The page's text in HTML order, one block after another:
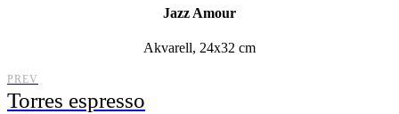
Jazz Amour
Akvarell, 24x32 cm
PREV
Torres espresso